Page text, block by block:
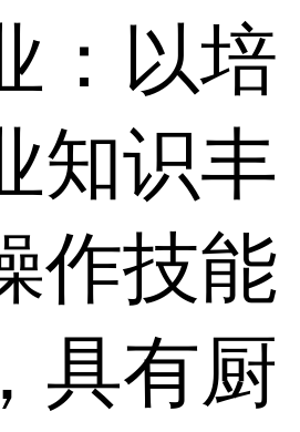
：以培
知识丰
作技能
具有厨